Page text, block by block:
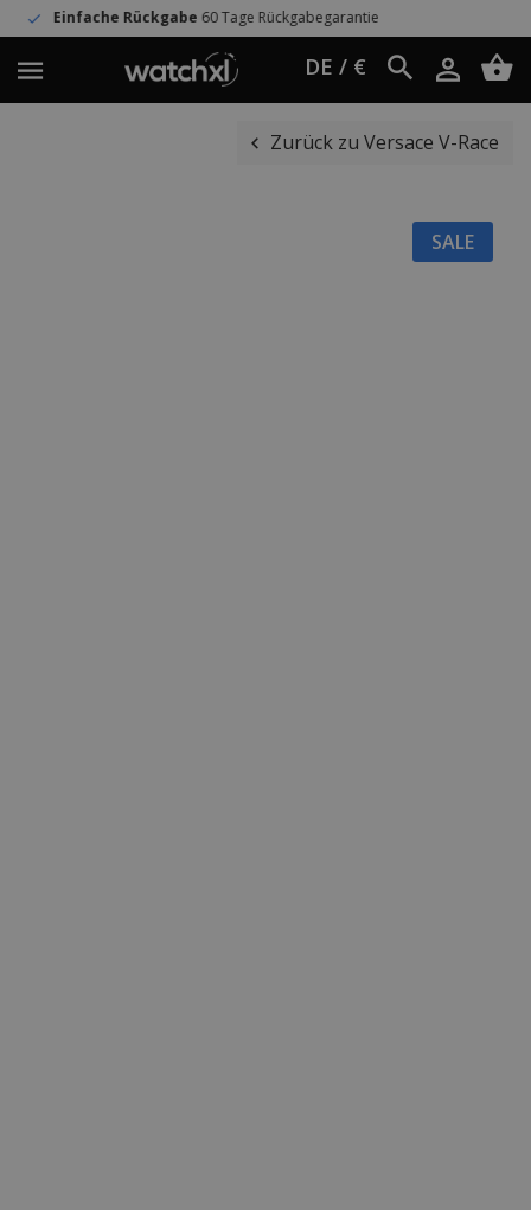
60 Tage Rückgabegarantie
DE / €
Zurück zu Versace V-Race
SALE